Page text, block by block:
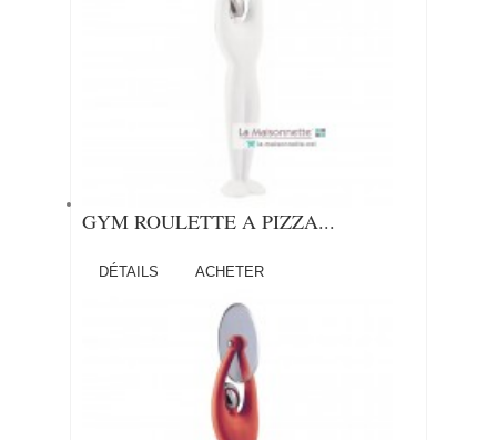
GYM ROULETTE A PIZZA...
DÉTAILS ACHETER